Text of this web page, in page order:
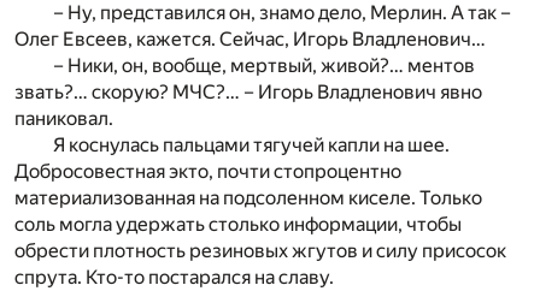
– Ну, представился он, знамо дело, Мерлин. А так –
Олег Евсеев, кажется. Сейчас, Игорь Владленович…
– Ники, он, вообще, мертвый, живой?… ментов
звать?… скорую? МЧС?… – Игорь Владленович явно
паниковал.
Я коснулась пальцами тягучей капли на шее.
Добросовестная экто, почти стопроцентно
материализованная на подсоленном киселе. Только
соль могла удержать столько информации, чтобы
обрести плотность резиновых жгутов и силу присосок
спрута. Кто-то постарался на славу.